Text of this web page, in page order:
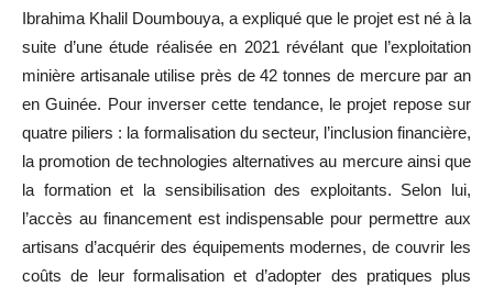
Ibrahima Khalil Doumbouya, a expliqué que le projet est né à la
suite d’une étude réalisée en 2021 révélant que l’exploitation
minière artisanale utilise près de 42 tonnes de mercure par an
en Guinée. Pour inverser cette tendance, le projet repose sur
quatre piliers : la formalisation du secteur, l’inclusion financière,
la promotion de technologies alternatives au mercure ainsi que
la formation et la sensibilisation des exploitants. Selon lui,
l’accès au financement est indispensable pour permettre aux
artisans d’acquérir des équipements modernes, de couvrir les
coûts de leur formalisation et d’adopter des pratiques plus